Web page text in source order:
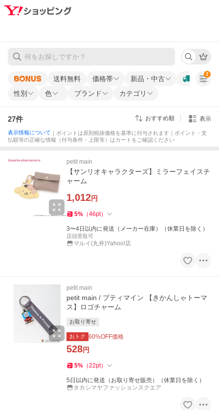
送料無料 価格帯
新品・中古
性別
色 ブランド カテゴリ
2
27件 おすすめ順 表示
表示情報について ｜ポイントは原則税抜価格を基準に付与されます｜ポイント・支
払額等の正確な情報（付与条件・上限等）はカートをご確認ください
petit main
【サンリオキャラクターズ】ミラーフェイスチ
ャーム
1,012円
5% （46pt）
3〜4日以内に発送（メーカー在庫）（休業日を除く）
店頭受取可
マルイ(丸井)Yahoo!店
petit main
petit main / プティマイン 【きかんしゃトーマ
ス】ロゴチャーム
お取り寄せ
おトク 60%OFF価格
528円
5% （22pt）
5日以内に発送（お取り寄せ販売）（休業日を除く）
タカシマヤファッションスクエア